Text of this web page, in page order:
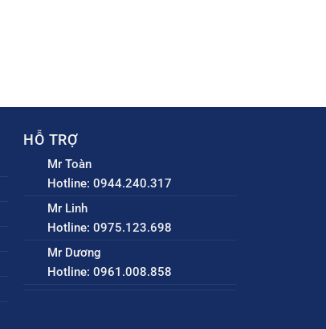
HỖ TRỢ
Mr Toàn
Hotline: 0944.240.317
Mr Linh
Hotline: 0975.123.698
Mr Dương
Hotline: 0961.008.858